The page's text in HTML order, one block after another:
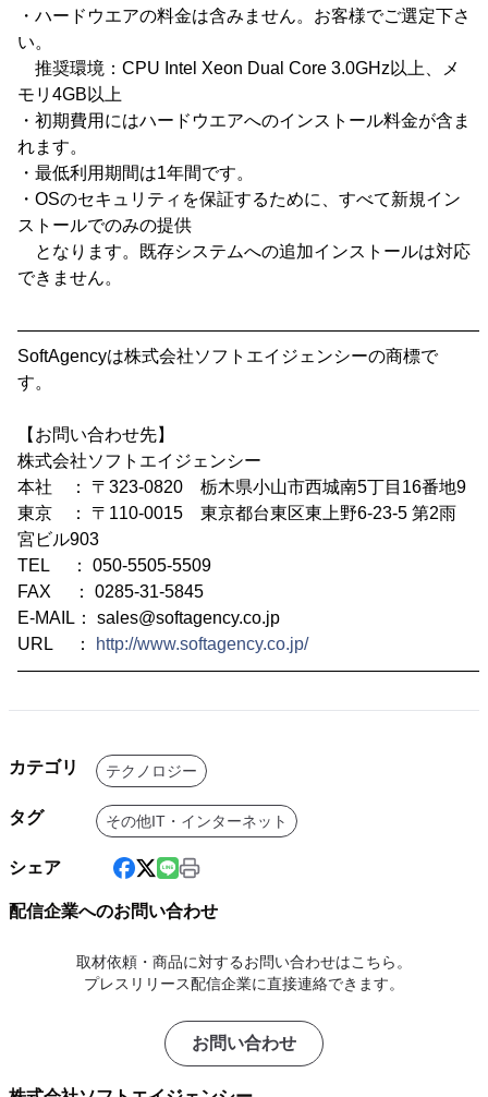
・ハードウエアの料金は含みません。お客様でご選定下さ
い。
推奨環境：CPU Intel Xeon Dual Core 3.0GHz以上、メ
モリ4GB以上
・初期費用にはハードウエアへのインストール料金が含ま
れます。
・最低利用期間は1年間です。
・OSのセキュリティを保証するために、すべて新規イン
ストールでのみの提供
となります。既存システムへの追加インストールは対応
できません。
SoftAgencyは株式会社ソフトエイジェンシーの商標で
す。
【お問い合わせ先】
株式会社ソフトエイジェンシー
本社 ： 〒323-0820 栃木県小山市西城南5丁目16番地9
東京 ： 〒110-0015 東京都台東区東上野6-23-5 第2雨
宮ビル903
TEL ： 050-5505-5509
FAX ： 0285-31-5845
E-MAIL： sales@softagency.co.jp
URL ：
http://www.softagency.co.jp/
カテゴリ テクノロジー
タグ その他IT・インターネット
シェア
配信企業へのお問い合わせ
取材依頼・商品に対するお問い合わせはこちら。
プレスリリース配信企業に直接連絡できます。
お問い合わせ